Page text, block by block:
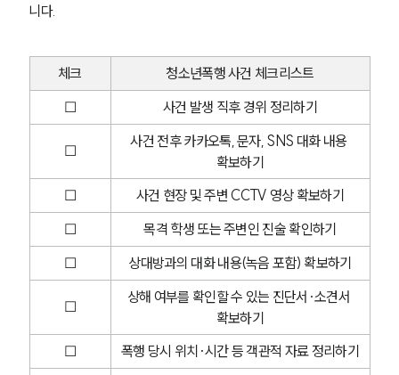
형사전문변호사
소식/자료
언론보도
공지사항
법률 블로그
법률서식
뉴스레터/브로슈어
세미나
대륜법률상담예약
대륜법률상담예약
니다.
체크
청소년폭행 사건 체크리스트
☐
사건 발생 직후 경위 정리하기
☐
사건 전후 카카오톡, 문자, SNS 대화 내용
확보하기
☐
사건 현장 및 주변 CCTV 영상 확보하기
☐
목격 학생 또는 주변인 진술 확인하기
☐
상대방과의 대화 내용(녹음 포함) 확보하기
☐
상해 여부를 확인할 수 있는 진단서·소견서
확보하기
☐
폭행 당시 위치·시간 등 객관적 자료 정리하기